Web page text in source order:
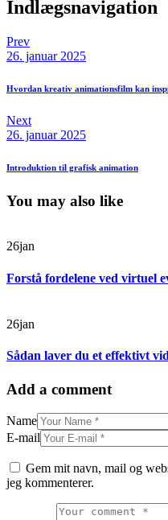
Indlægsnavigation
Prev
26. januar 2025
Hvordan kreativ animationsfilm kan
Next
26. januar 2025
Introduktion til grafisk animation
You may also like
26jan
Forstå fordelene ved virtuel
26jan
Sådan laver du et effektivt
Add a comment
Name
E-mail
Gem mit navn, mail og
jeg kommenterer.